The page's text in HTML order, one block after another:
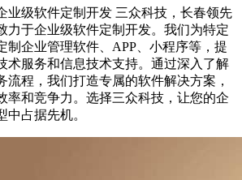
业级软件定制开发 三众科技，长春领先
力于企业级软件定制开发。我们为特定
制企业管理软件、APP、小程序等，提
术服务和信息技术支持。通过深入了解
流程，我们打造专属的软件解决方案，
率和竞争力。选择三众科技，让您的企
中占据先机。